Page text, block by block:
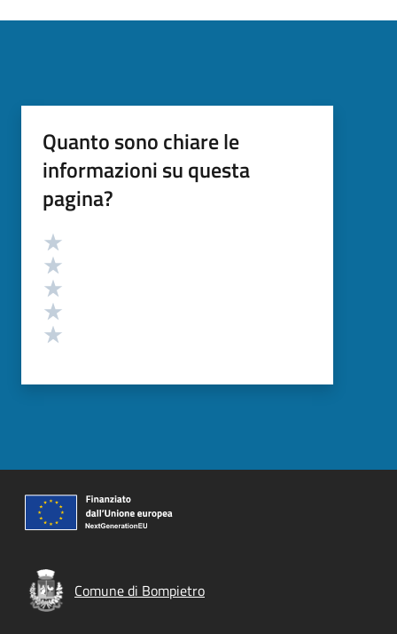
Quanto sono chiare le
informazioni su questa
pagina?
Valutazione
Comune di Bompietro